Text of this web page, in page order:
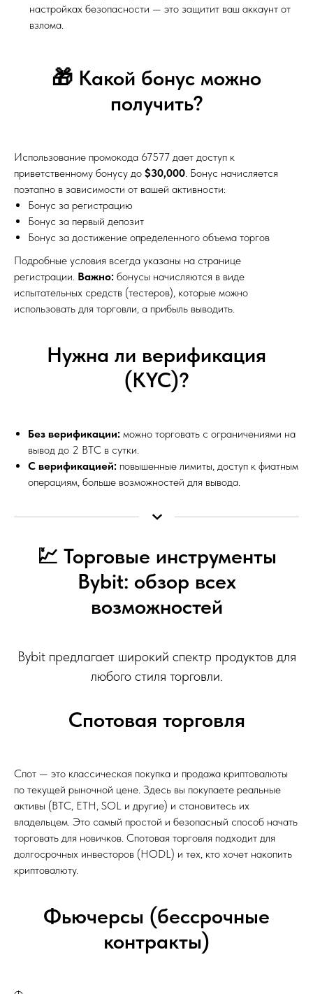
настройках безопасности — это защитит ваш аккаунт от
взлома.
🎁 Какой бонус можно
получить?
Использование промокода 67577 дает доступ к
приветственному бонусу до $30,000. Бонус начисляется
поэтапно в зависимости от вашей активности:
Бонус за регистрацию
Бонус за первый депозит
Бонус за достижение определенного объема торгов
Подробные условия всегда указаны на странице
регистрации. Важно: бонусы начисляются в виде
испытательных средств (тестеров), которые можно
использовать для торговли, а прибыль выводить.
Нужна ли верификация
(KYC)?
Без верификации: можно торговать с ограничениями на
вывод до 2 BTC в сутки.
С верификацией: повышенные лимиты, доступ к фиатным
операциям, больше возможностей для вывода.
💹 Торговые инструменты
Bybit: обзор всех
возможностей
Bybit предлагает широкий спектр продуктов для
любого стиля торговли.
Спотовая торговля
Спот — это классическая покупка и продажа криптовалюты
по текущей рыночной цене. Здесь вы покупаете реальные
активы (BTC, ETH, SOL и другие) и становитесь их
владельцем. Это самый простой и безопасный способ начать
торговать для новичков. Спотовая торговля подходит для
долгосрочных инвесторов (HODL) и тех, кто хочет накопить
криптовалюту.
Фьючерсы (бессрочные
контракты)